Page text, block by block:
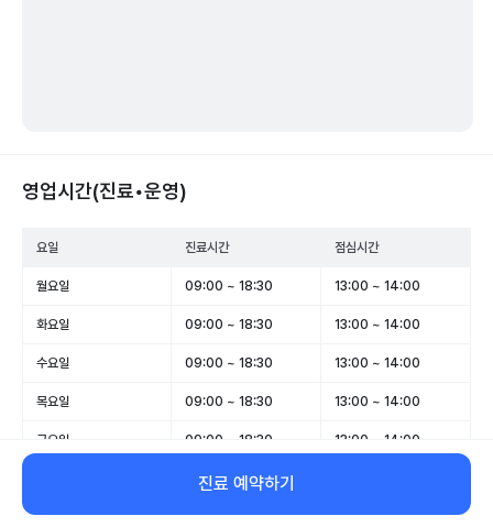
영업시간(진료•운영)
요일 진료시간 점심시간
월요일 09:00 ~ 18:30 13:00 ~ 14:00
화요일 09:00 ~ 18:30 13:00 ~ 14:00
수요일 09:00 ~ 18:30 13:00 ~ 14:00
목요일 09:00 ~ 18:30 13:00 ~ 14:00
금요일 09:00 ~ 18:30 13:00 ~ 14:00
09:00 ~ 14:00
일요일 휴무 -
진료 예약하기